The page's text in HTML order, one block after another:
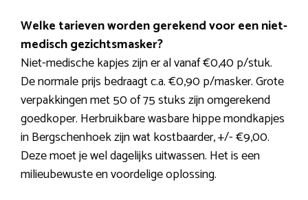
Welke tarieven worden gerekend voor een niet-
medisch gezichtsmasker?
Niet-medische kapjes zijn er al vanaf €0,40 p/stuk.
De normale prijs bedraagt c.a. €0,90 p/masker. Grote
verpakkingen met 50 of 75 stuks zijn omgerekend
goedkoper. Herbruikbare wasbare hippe mondkapjes
in Bergschenhoek zijn wat kostbaarder, +/- €9,00.
Deze moet je wel dagelijks uitwassen. Het is een
milieubewuste en voordelige oplossing.